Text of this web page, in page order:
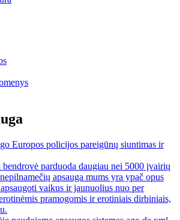
Europos policijos pareigūnų siuntimas ir
parduoda daugiau nei 5000 įvairių
apsauga mums yra ypač opus
vaikus ir jaunuolius nuo per
pramogomis ir erotiniais dirbiniais,